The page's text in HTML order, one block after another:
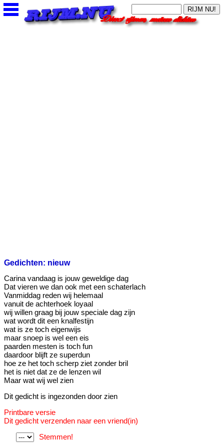
Gedichten: nieuw
Carina vandaag is jouw geweldige dag
Dat vieren we dan ook met een schaterlach
Vanmiddag reden wij helemaal
vanuit de achterhoek loyaal
wij willen graag bij jouw speciale dag zijn
wat wordt dit een knalfestijn
wat is ze toch eigenwijs
maar snoep is wel een eis
paarden mesten is toch fun
daardoor blijft ze superdun
hoe ze het toch scherp ziet zonder bril
het is niet dat ze de lenzen wil
Maar wat wij wel zien
Dit gedicht is ingezonden door zien
Printbare versie
Dit gedicht verzenden naar een vriend(in)
Stemmen!